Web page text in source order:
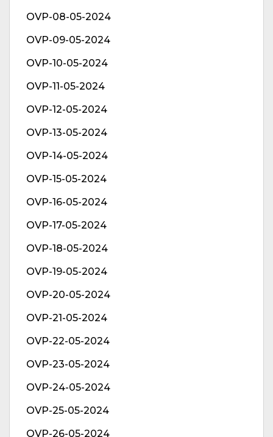
OVP-08-05-2024
OVP-09-05-2024
OVP-10-05-2024
OVP-11-05-2024
OVP-12-05-2024
OVP-13-05-2024
OVP-14-05-2024
OVP-15-05-2024
OVP-16-05-2024
OVP-17-05-2024
OVP-18-05-2024
OVP-19-05-2024
OVP-20-05-2024
OVP-21-05-2024
OVP-22-05-2024
OVP-23-05-2024
OVP-24-05-2024
OVP-25-05-2024
OVP-26-05-2024